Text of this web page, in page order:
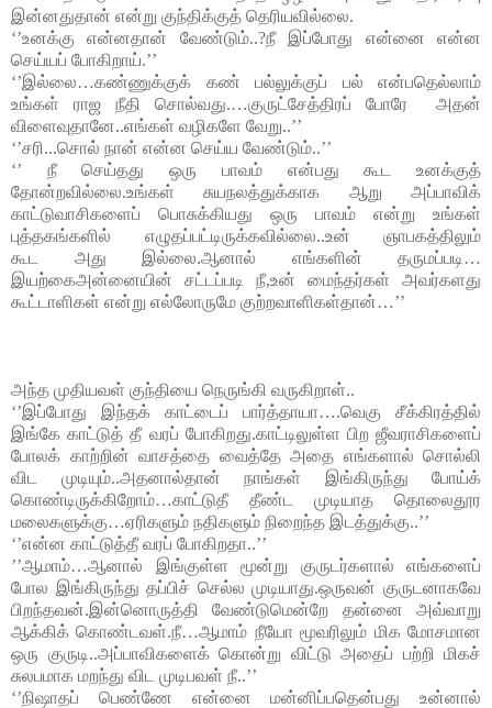
இன்னதுதான் என்று குந்திக்குத் தெரியவில்லை.
‘’உனக்கு என்னதான் வேண்டும்..?நீ இப்போது என்னை என்ன
செய்யப் போகிறாய்.’’
‘’இல்லை…கண்ணுக்குக் கண் பல்லுக்குப் பல் என்பதெல்லாம்
உங்கள் ராஜ நீதி சொல்வது.…குருட்சேத்திரப் போரே  அதன்
விளைவுதானே..எங்கள் வழிகளே வேறு..’’
‘’சரி...சொல் நான் என்ன செய்ய வேண்டும்..’’
‘’ நீ செய்தது ஒரு பாவம் என்பது கூட உனக்குத்
தோன்றவில்லை.உங்கள் சுயநலத்துக்காக ஆறு அப்பாவிக்
காட்டுவாசிகளைப் பொசுக்கியது ஒரு பாவம் என்று உங்கள்
புத்தகங்களில் எழுதப்பட்டிருக்கவில்லை..உன் ஞாபகத்திலும்
கூட அது இல்லை.ஆனால் எங்களின் தருமப்படி…
இயற்கைஅன்னையின் சட்டப்படி நீ,உன் மைந்தர்கள் அவர்களது
கூட்டாளிகள் என்று எல்லோருமே குற்றவாளிகள்தான்…’’
அந்த முதியவள் குந்தியை நெருங்கி வருகிறாள்..
‘’இப்போது இந்தக் காட்டைப் பார்த்தாயா….வெகு சீக்கிரத்தில்
இங்கே காட்டுத் தீ வரப் போகிறது.காட்டிலுள்ள பிற ஜீவராசிகளைப்
போலக் காற்றின் வாசத்தை வைத்தே அதை எங்களால் சொல்லி
விட முடியும்..அதனால்தான் நாங்கள் இங்கிருந்து போய்க்
கொண்டிருக்கிறோம்…காட்டுதீ தீண்ட முடியாத தொலைதூர
மலைகளுக்கு…ஏரிகளும் நதிகளும் நிறைந்த இடத்துக்கு..’’
‘’என்ன காட்டுத்தீ வரப் போகிறதா..’’
’’ஆமாம்…ஆனால் இங்குள்ள மூன்று குருடர்களால் எங்களைப்
போல இங்கிருந்து தப்பிச் செல்ல முடியாது.ஒருவன் குருடனாகவே
பிறந்தவன்.இன்னொருத்தி வேண்டுமென்றே தன்னை அவ்வாறு
ஆக்கிக் கொண்டவள்.நீ…ஆமாம் நீயோ மூவரிலும் மிக மோசமான
ஒரு குருடி..அப்பாவிகளைக் கொன்று விட்டு அதைப் பற்றி மிகச்
சுலபமாக மறந்து விட முடிபவள் நீ..’’
‘’நிஷாதப் பெண்ணே என்னை மன்னிப்பதென்பது உன்னால்